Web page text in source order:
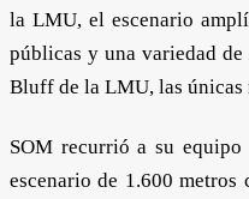
la LMU, el escenario
públicas y una variedad
Bluff de la LMU, las únicas
SOM recurrió a su
escenario de 1.600